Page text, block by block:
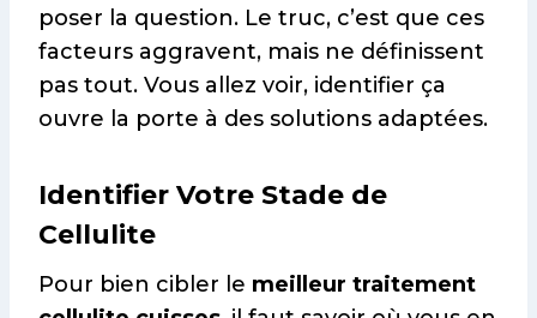
poser la question. Le truc, c’est que ces
facteurs aggravent, mais ne définissent
pas tout. Vous allez voir, identifier ça
ouvre la porte à des solutions adaptées.
Identifier Votre Stade de
Cellulite
Pour bien cibler le meilleur traitement